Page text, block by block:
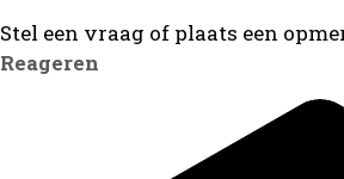
Stel een vraag of plaats een
Reageren